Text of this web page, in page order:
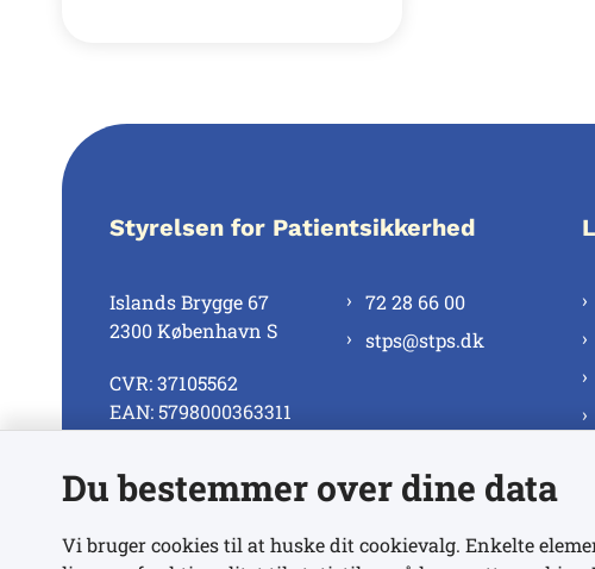
Styrelsen for Patientsikkerhed
Islands Brygge 67
2300 København S
CVR: 37105562
EAN: 5798000363311
72 28 66 00
stps@stps.dk
Se alle kontaktnumre
Du bestemmer over dine data
Vi bruger cookies til at huske dit cookievalg. Enkelte